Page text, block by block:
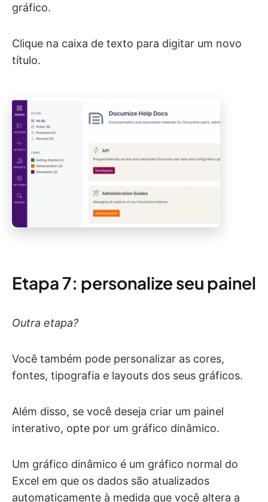
gráfico.
Clique na caixa de texto para digitar um novo
título.
Etapa 7: personalize seu painel
Outra etapa?
Você também pode personalizar as cores,
fontes, tipografia e layouts dos seus gráficos.
Além disso, se você deseja criar um painel
interativo, opte por um gráfico dinâmico.
Um gráfico dinâmico é um gráfico normal do
Excel em que os dados são atualizados
automaticamente à medida que você altera a